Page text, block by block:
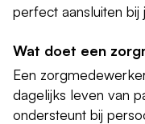
perfect aansluiten bij
Wat doet een
Een
dagelijks leven van
ondersteunt bij